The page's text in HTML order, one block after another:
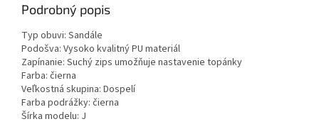
Podrobný popis
Typ obuvi: Sandále
Podošva: Vysoko kvalitný PU materiál
Zapínanie: Suchý zips umožňuje nastavenie topánky
Farba: čierna
Veľkostná skupina: Dospelí
Farba podrážky: čierna
Šírka modelu: J